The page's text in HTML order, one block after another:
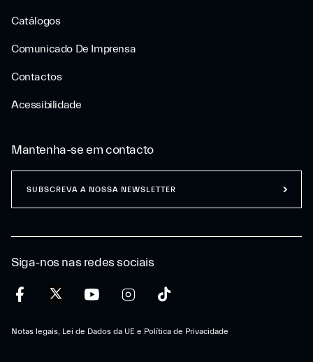
Catálogos
Comunicado De Imprensa
Contactos
Acessibilidade
Siga-nos nas redes sociais
Notas legais, Lei de Dados da UE e Política de Privacidade
Mantenha-se em contacto
SUBSCREVA A NOSSA NEWSLETTER